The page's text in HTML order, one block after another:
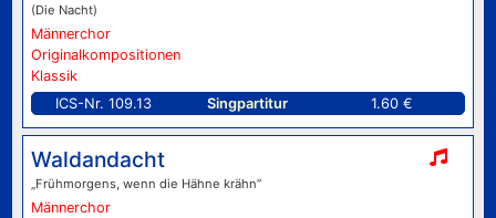
(Die Nacht)
Männerchor
Originalkompositionen
Klassik
ICS-Nr. 109.13
Singpartitur 1.60 €
Waldandacht
„Frühmorgens, wenn die Hähne krähn”
Männerchor